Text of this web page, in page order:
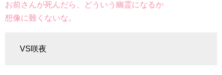
お前さんが死んだら、どういう幽霊になるか
想像に難くないな。
VS咲夜